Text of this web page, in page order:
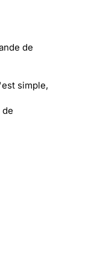
de
simple,